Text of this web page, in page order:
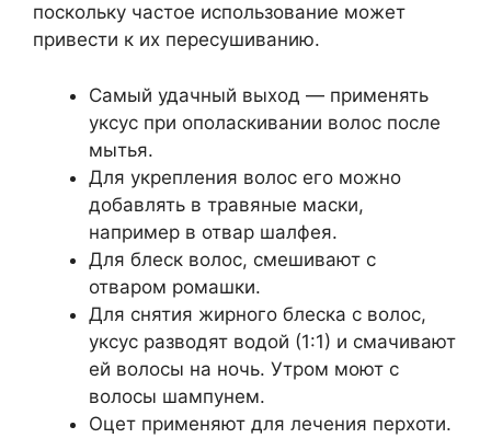
поскольку частое использование может
привести к их пересушиванию.
Самый удачный выход — применять
уксус при ополаскивании волос после
мытья.
Для укрепления волос его можно
добавлять в травяные маски,
например в отвар шалфея.
Для блеск волос, смешивают с
отваром ромашки.
Для снятия жирного блеска с волос,
уксус разводят водой (1:1) и смачивают
ей волосы на ночь. Утром моют с
волосы шампунем.
Оцет применяют для лечения перхоти.